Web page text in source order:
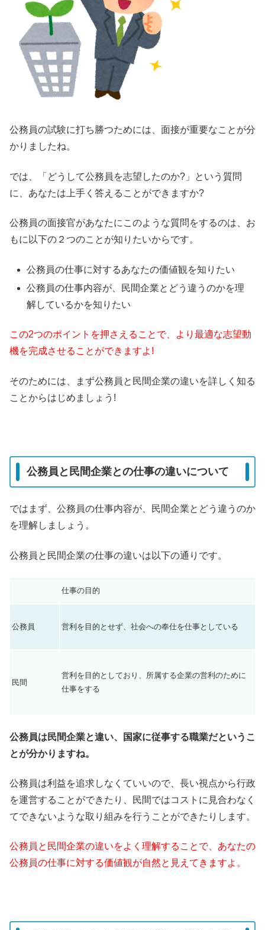
公務員の試験に打ち勝つためには、面接が重要なことが分
かりましたね。
では、「どうして公務員を志望したのか?」という質問
に、あなたは上手く答えることができますか?
公務員の面接官があなたにこのような質問をするのは、お
もに以下の２つのことが知りたいからです。
公務員の仕事に対するあなたの価値観を知りたい
公務員の仕事内容が、民間企業とどう違うのかを理
解しているかを知りたい
この2つのポイントを押さえることで、より最適な志望動
機を完成させることができますよ!
そのためには、まず公務員と民間企業の違いを詳しく知る
ことからはじめましょう!
公務員と民間企業との仕事の違いについて
ではまず、公務員の仕事内容が、民間企業とどう違うのか
を理解しましょう。
公務員と民間企業の仕事の違いは以下の通りです。
仕事の目的
公務員 営利を目的とせず、社会への奉仕を仕事としている
民間
営利を目的としており、所属する企業の営利のために
仕事をする
公務員は民間企業と違い、国家に従事する職業だというこ
とが分かりますね。
公務員は利益を追求しなくていいので、長い視点から行政
を運営することができたり、民間ではコストに見合わなく
てできないような取り組みを行うことができたりします。
公務員と民間企業の違いをよく理解することで、あなたの
公務員の仕事に対する価値観が自然と見えてきますよ。